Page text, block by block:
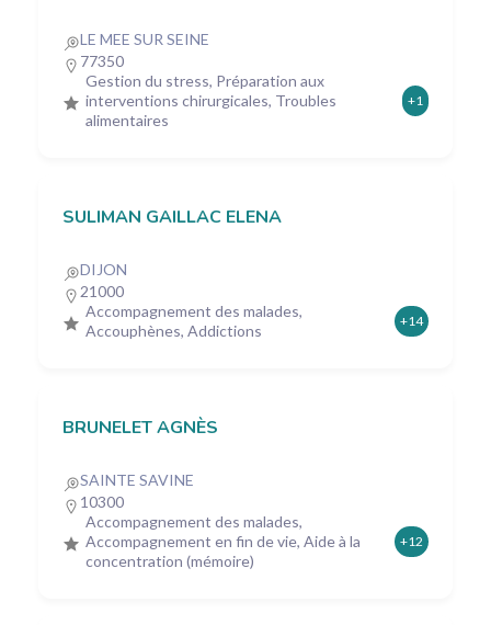
LE MEE SUR SEINE
77350
Gestion du stress, Préparation aux
interventions chirurgicales, Troubles
alimentaires
+1
SULIMAN GAILLAC ELENA
DIJON
21000
Accompagnement des malades,
Accouphènes, Addictions
+14
BRUNELET AGNÈS
SAINTE SAVINE
10300
Accompagnement des malades,
Accompagnement en fin de vie, Aide à la
concentration (mémoire)
+12